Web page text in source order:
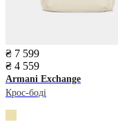
₴ 7 599
₴ 4 559
Armani Exchange
Крос-боді